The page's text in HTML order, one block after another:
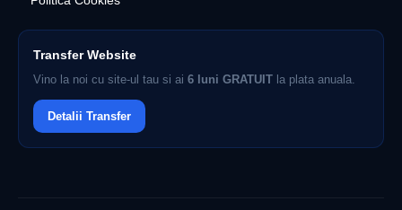
Transfer Website
Vino la noi cu site-ul tau si ai 6 luni GRATUIT la plata anuala.
Detalii Transfer